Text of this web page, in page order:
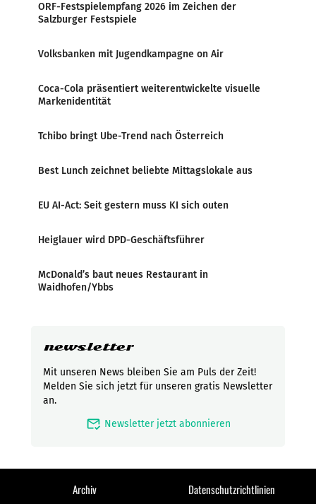
ORF-Festspielempfang 2026 im Zeichen der
Salzburger Festspiele
Volksbanken mit Jugendkampagne on Air
Coca-Cola präsentiert weiterentwickelte visuelle
Markenidentität
Tchibo bringt Ube-Trend nach Österreich
Best Lunch zeichnet beliebte Mittagslokale aus
EU AI-Act: Seit gestern muss KI sich outen
Heiglauer wird DPD-Geschäftsführer
McDonald’s baut neues Restaurant in
Waidhofen/Ybbs
newsletter
Mit unseren News bleiben Sie am Puls der Zeit!
Melden Sie sich jetzt für unseren gratis Newsletter
an.
mark_email_read Newsletter jetzt abonnieren
Archiv
Datenschutzrichtlinien